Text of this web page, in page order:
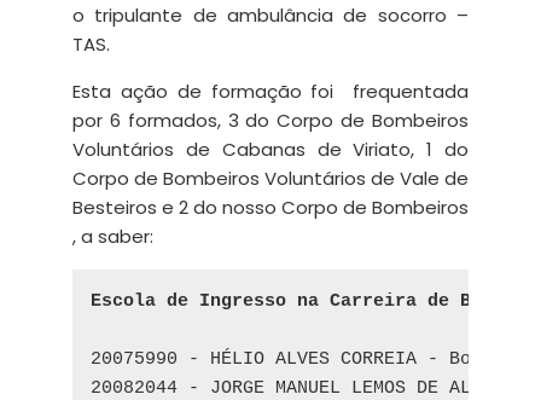
o tripulante de ambulância de socorro –
TAS.
Esta ação de formação foi frequentada
por 6 formados, 3 do Corpo de Bombeiros
Voluntários de Cabanas de Viriato, 1 do
Corpo de Bombeiros Voluntários de Vale de
Besteiros e 2 do nosso Corpo de Bombeiros
, a saber:
Escola de Ingresso na Carreira de
20075990 - HÉLIO ALVES CORREIA -
20082044 - JORGE MANUEL LEMOS DE